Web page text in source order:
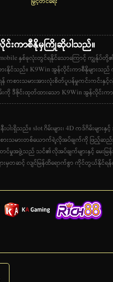
င်းကာစီနိုမှကြိုဆိုပါသည်။
နှစ်ခုလုံးတွင်ရနိုင်သောကြောင့် ကျွန်ုပ်တို့
င်သည်။ K9Win အွန်လိုင်းကာစီနိုများသည် က
ကစားသမားအားလုံးစိတ်ပူပန်မှုကင်းကင်းနှင့်
ကို ဒီဇိုင်းထုတ်ထားသော K9Win အွန်လိုင်းက
သည်။ slot ဂိမ်းများ၊ 4D ကဒ်ဂိမ်းများနှင့်
စားသမားတစ်ယောက်ရဲ့လိုအပ်ချက်ကို ဖြည့်ဆည်
ဖွဲ့သည် သင်၏လိုအပ်ချက်များနှင့် မေးမြန်းမှု
ားမှတဆင့် လျင်မြန်ထိရောက်စွာ ကိုင်တွယ်နိုင်ရန်